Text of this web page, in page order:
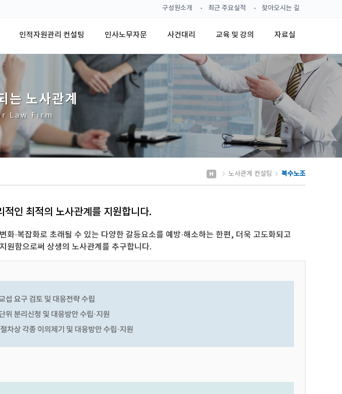
구성원소개 최근 주요실적 찾아오시는 길
인적자원관리 컨설팅 인사노무자문 사건대리 교육 및 강의 자료실
는 노사관계
Law Firm
노사관계 컨설팅 복수노조
적인 최적의 노사관계를 지원합니다.
화·복잡화로 초래될 수 있는 다양한 갈등요소를 예방·해소하는 한편, 더욱 고도화되고
원함으로써 상생의 노사관계를 추구합니다.